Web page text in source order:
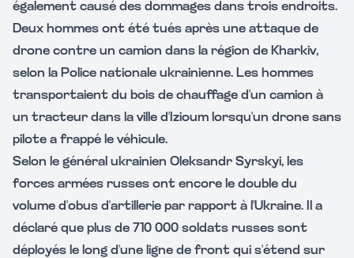
également causé des dommages dans trois endroits.
Deux hommes ont été tués après une attaque de
drone contre un camion dans la région de Kharkiv,
selon la Police nationale ukrainienne. Les hommes
transportaient du bois de chauffage d'un camion à
un tracteur dans la ville d'Izioum lorsqu'un drone sans
pilote a frappé le véhicule.
Selon le général ukrainien Oleksandr Syrskyi, les
forces armées russes ont encore le double du
volume d'obus d'artillerie par rapport à l'Ukraine. Il a
déclaré que plus de 710 000 soldats russes sont
déployés le long d'une ligne de front qui s'étend sur